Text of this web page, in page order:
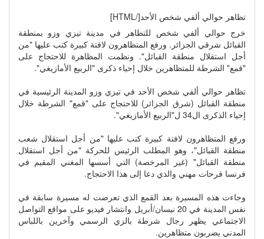
تظاهر حوالي ألفي شخص الأحد[/HTML]
خرج حوالي ألفي شخص للتظاهر في مدينة تيزي وزو بمنطقة
القبائل شرقي الجزائر. ورفع المتظاهرون لافتة كبيرة كتب عليها "من
أجل استقلال منطقة القبائل". ونظمت المظاهرة للاحتجاج على
"قمع" الشرطة للمتظاهرين خلال إحياء ذكرى "الربيع الأمازيغي".
تظاهر حوالي ألفي شخص الأحد في تيزي وزو المدينة الرئيسية في
منطقة القبائل (شرق الجزائر) للاحتجاج على "قمع" الشرطة خلال
إحياء الذكرى ال34 ل"الربيع الأمازيغي".
ورفع المتظاهرون لافتة كبيرة كتب عليها "من أجل استقلال شعب
منطقة القبائل"، وهو المطلب الرئيس للحركة "من أجل استقلال
منطقة القبائل" (غير المرخصة) التي أسسها المغني المقيم في
فرنسا فرحات مهني والذي دعا إلى هذا الاحتجاج.
وجاءت هذه المسيرة بعد القمع الذي تعرضت له مسيرة سابقة في
نفس المدينة في 20 نيسان/أبريل وانتشار فيديو على مواقع التواصل
الاجتماعي يظهر رجال شرطة بالزي الرسمي وآخرين باللباس
المدني يضربون متظاهرين.